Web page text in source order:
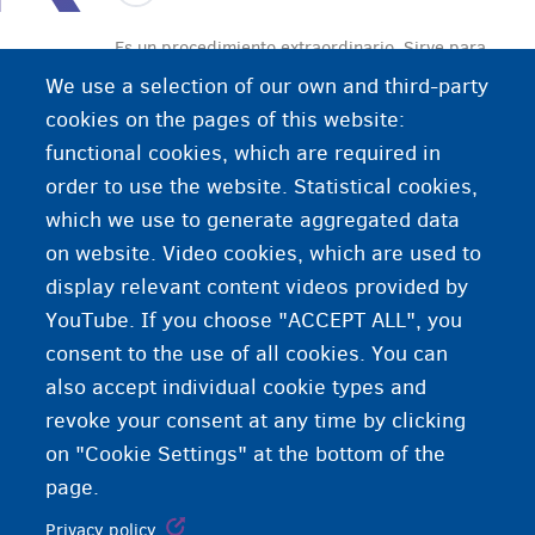
Es un procedimiento extraordinario. Sirve para
situaciones en las cuales usted no se puede
acoger a otro procedimiento de residencia, pero
sí tiene un motivo para su estancia en Bélgica.
Necesita un documento de identidad para iniciar
este procedimiento. El procedimiento cuesta 350
euros por cada adulto que integra el expediente.
We use a selection of our own and third-party
cookies on the pages of this website:
functional cookies, which are required in
order to use the website. Statistical cookies,
which we use to generate aggregated data
on website. Video cookies, which are used to
display relevant content videos provided by
YouTube. If you choose "ACCEPT ALL", you
consent to the use of all cookies. You can
also accept individual cookie types and
revoke your consent at any time by clicking
on "Cookie Settings" at the bottom of the
page.
Privacy policy